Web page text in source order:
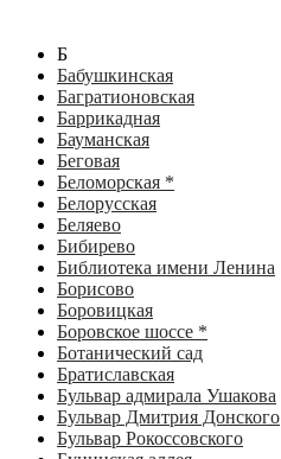
Б
Бабушкинская
Багратионовская
Баррикадная
Бауманская
Беговая
Беломорская *
Белорусская
Беляево
Бибирево
Библиотека имени Ленина
Борисово
Боровицкая
Боровское шоссе *
Ботанический сад
Братиславская
Бульвар адмирала Ушакова
Бульвар Дмитрия Донского
Бульвар Рокоссовского